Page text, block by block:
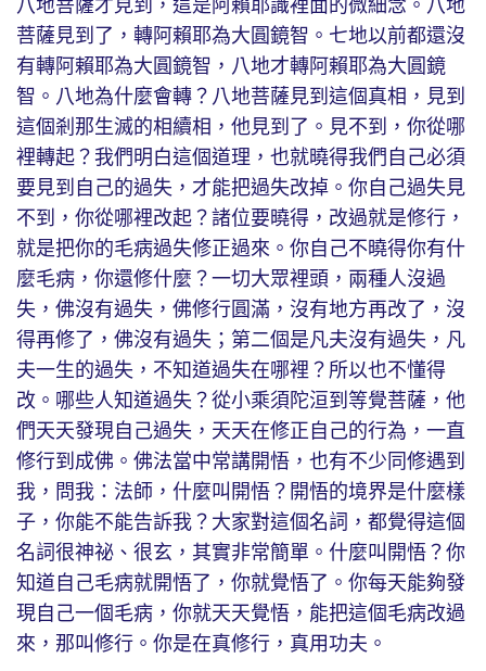
八地菩薩才見到，這是阿賴耶識裡面的微細念。八地
菩薩見到了，轉阿賴耶為大圓鏡智。七地以前都還沒
有轉阿賴耶為大圓鏡智，八地才轉阿賴耶為大圓鏡
智。八地為什麼會轉？八地菩薩見到這個真相，見到
這個剎那生滅的相續相，他見到了。見不到，你從哪
裡轉起？我們明白這個道理，也就曉得我們自己必須
要見到自己的過失，才能把過失改掉。你自己過失見
不到，你從哪裡改起？諸位要曉得，改過就是修行，
就是把你的毛病過失修正過來。你自己不曉得你有什
麼毛病，你還修什麼？一切大眾裡頭，兩種人沒過
失，佛沒有過失，佛修行圓滿，沒有地方再改了，沒
得再修了，佛沒有過失；第二個是凡夫沒有過失，凡
夫一生的過失，不知道過失在哪裡？所以也不懂得
改。哪些人知道過失？從小乘須陀洹到等覺菩薩，他
們天天發現自己過失，天天在修正自己的行為，一直
修行到成佛。佛法當中常講開悟，也有不少同修遇到
我，問我：法師，什麼叫開悟？開悟的境界是什麼樣
子，你能不能告訴我？大家對這個名詞，都覺得這個
名詞很神祕、很玄，其實非常簡單。什麼叫開悟？你
知道自己毛病就開悟了，你就覺悟了。你每天能夠發
現自己一個毛病，你就天天覺悟，能把這個毛病改過
來，那叫修行。你是在真修行，真用功夫。